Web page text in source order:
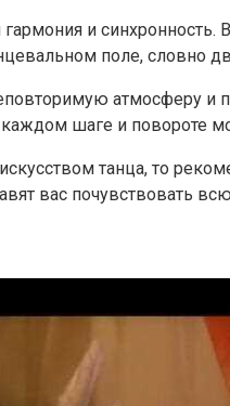
и
поле, словно
атмосферу и
шаге и повороте
танца, то
вас почувствовать всю